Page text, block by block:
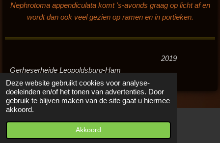
Deze website gebruikt cookies voor analyse-
doeleinden en/of het tonen van advertenties. Door
gebruik te blijven maken van de site gaat u hiermee
akkoord.
Akkoord
Nephrotoma appendiculata komt 's-avonds graag op licht af en
wordt dan ook veel gezien op ramen en in portieken.
2019
Gerheserheide Leopoldsburg-Ham